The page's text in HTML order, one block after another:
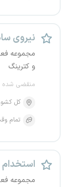
نیروی
مجموعه
و کترینگ
منقضی شده
کل
تمام
استخدام ۲ عنوان شغلی
مجموعه